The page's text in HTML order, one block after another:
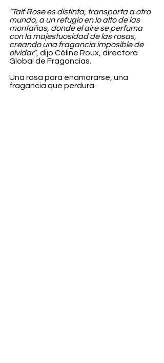
"Taif Rose es distinta, transporta a otro
mundo, a un refugio en lo alto de las
montañas, donde el aire se perfuma
con la majestuosidad de las rosas,
creando una fragancia imposible de
olvidar”, dijo Céline Roux, directora
Global de Fragancias.
Una rosa para enamorarse, una
fragancia que perdura.